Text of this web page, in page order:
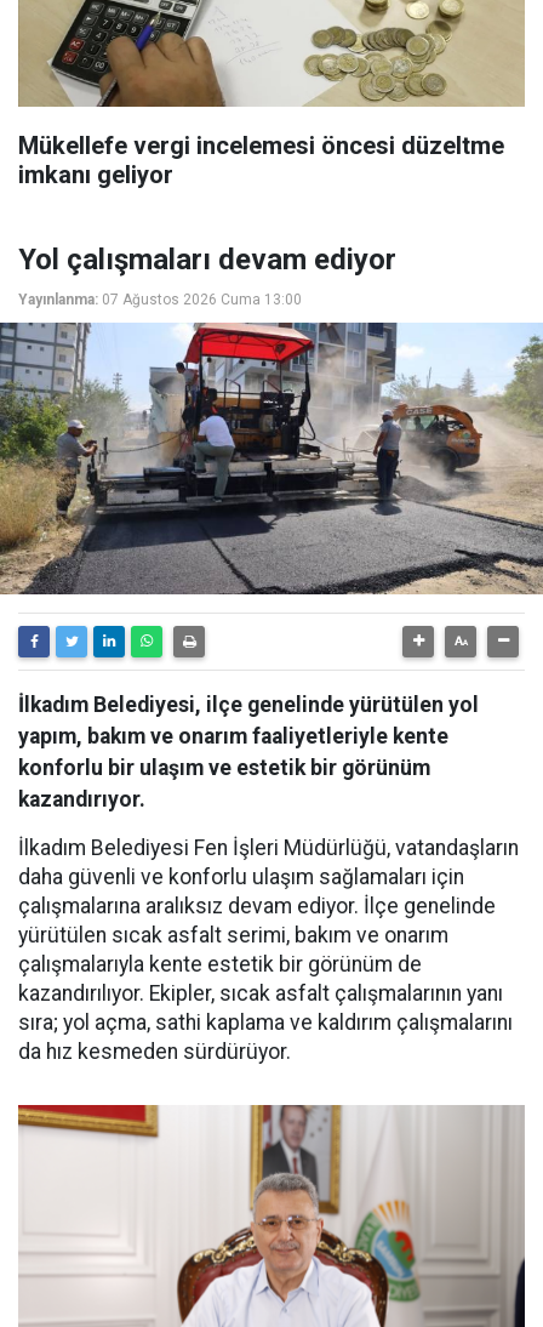
Mükellefe vergi incelemesi öncesi düzeltme
imkanı geliyor
Yol çalışmaları devam ediyor
Yayınlanma: 07 Ağustos 2026 Cuma 13:00
İlkadım Belediyesi, ilçe genelinde yürütülen yol
yapım, bakım ve onarım faaliyetleriyle kente
konforlu bir ulaşım ve estetik bir görünüm
kazandırıyor.
İlkadım Belediyesi Fen İşleri Müdürlüğü, vatandaşların
daha güvenli ve konforlu ulaşım sağlamaları için
çalışmalarına aralıksız devam ediyor. İlçe genelinde
yürütülen sıcak asfalt serimi, bakım ve onarım
çalışmalarıyla kente estetik bir görünüm de
kazandırılıyor. Ekipler, sıcak asfalt çalışmalarının yanı
sıra; yol açma, sathi kaplama ve kaldırım çalışmalarını
da hız kesmeden sürdürüyor.